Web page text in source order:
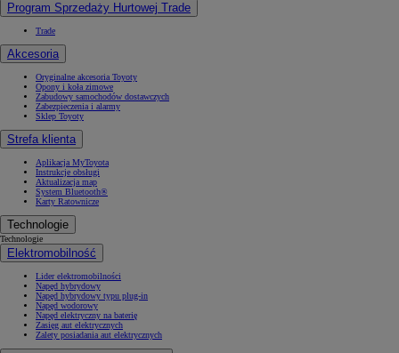
Program Sprzedaży Hurtowej Trade
Trade
Akcesoria
Oryginalne akcesoria Toyoty
Opony i koła zimowe
Zabudowy samochodów dostawczych
Zabezpieczenia i alarmy
Sklep Toyoty
Strefa klienta
Aplikacja MyToyota
Instrukcje obsługi
Aktualizacja map
System Bluetooth®
Karty Ratownicze
Technologie
Technologie
Elektromobilność
Lider elektromobilności
Napęd hybrydowy
Napęd hybrydowy typu plug-in
Napęd wodorowy
Napęd elektryczny na baterię
Zasięg aut elektrycznych
Zalety posiadania aut elektrycznych